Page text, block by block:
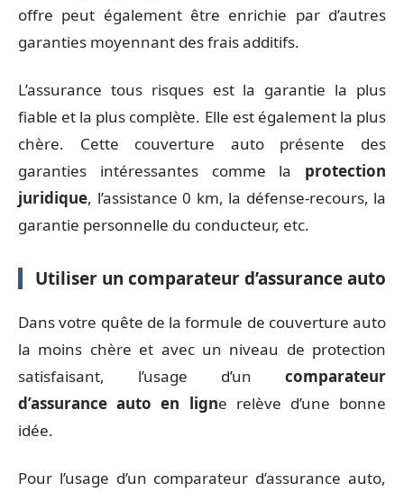
offre peut également être enrichie par d’autres
garanties moyennant des frais additifs.
L’assurance tous risques est la garantie la plus
fiable et la plus complète. Elle est également la plus
chère. Cette couverture auto présente des
garanties intéressantes comme la protection
juridique, l’assistance 0 km, la défense-recours, la
garantie personnelle du conducteur, etc.
Utiliser un comparateur d’assurance auto
Dans votre quête de la formule de couverture auto
la moins chère et avec un niveau de protection
satisfaisant, l’usage d’un comparateur
d’assurance auto en ligne relève d’une bonne
idée.
Pour l’usage d’un comparateur d’assurance auto,